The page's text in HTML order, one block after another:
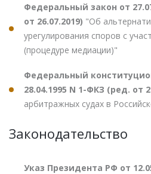
Федеральный закон от
от 26.07.2019) "Об
урегулирования споров с
(процедуре медиации)"
Федеральный
28.04.1995 N 1-ФКЗ (ред. от
арбитражных судах в
Законодательство
Указ Президента РФ от